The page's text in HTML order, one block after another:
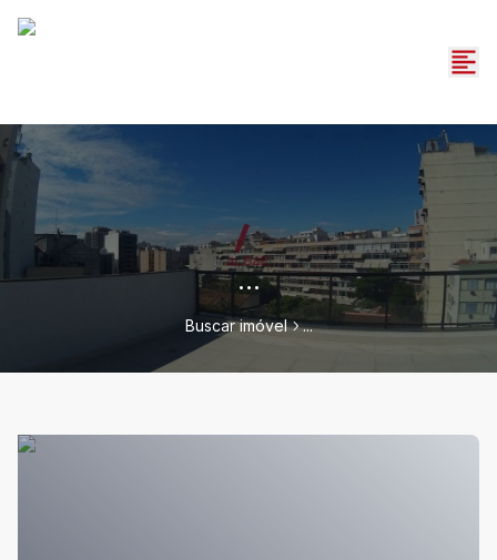
...
Buscar imóvel ...